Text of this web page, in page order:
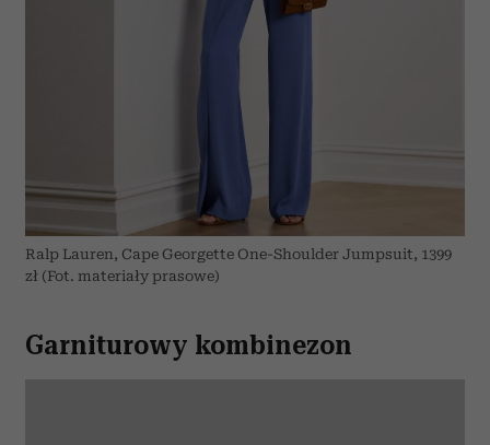
Ralp Lauren, Cape Georgette One-Shoulder Jumpsuit, 1399
zł (Fot. materiały prasowe)
Garniturowy kombinezon